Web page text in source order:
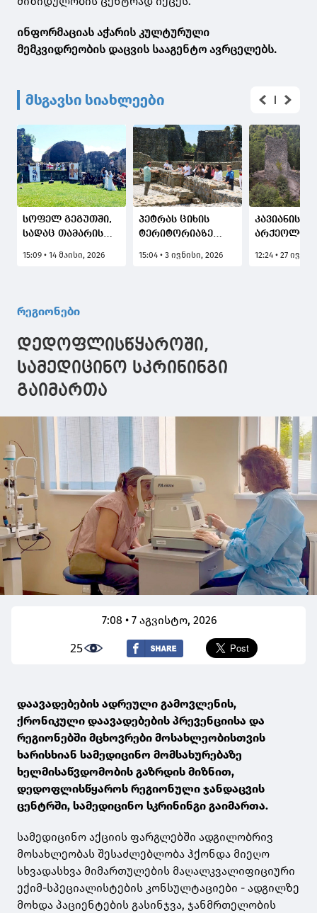
ინფორმაციას აჭარის კულტურული
მემკვიდრეობის დაცვის სააგენტო ავრცელებს.
მსგავსი სიახლეები
სოფელ გეგუთში,
სადაც თამარის
ნანგრევებია,
"თამარობა 2026"
ჩატარდა
15:09 • 14 მაისი, 2026
პეტრას ციხის
ტერიტორიაზე
საჯარო სკოლის
თემაზე –
"არქეოლოგია"
15:04 • 3 ივნისი, 2026
კავიანის
12:24 • 27
რეგიონები
დედოფლისწყაროში,
სამედიცინო სკრინინგი
გაიმართა
7:08 • 7 აგვისტო, 2026
25
დაავადებების ადრეული გამოვლენის,
ქრონიკული დაავადებების პრევენციისა და
რეგიონებში მცხოვრები მოსახლეობისთვის
ხარისხიან სამედიცინო მომსახურებაზე
ხელმისაწვდომობის გაზრდის მიზნით,
დედოფლისწყაროს რეგიონული ჯანდაცვის
ცენტრში, სამედიცინო სკრინინგი გაიმართა.
სამედიცინო აქციის ფარგლებში ადგილობრივ
მოსახლეობას შესაძლებლობა ჰქონდა მიეღო
სხვადასხვა მიმართულების მაღალკვალიფიციური
ექიმ-სპეციალისტების კონსულტაციები - ადგილზე
მოხდა პაციენტების გასინჯვა, ჯანმრთელობის